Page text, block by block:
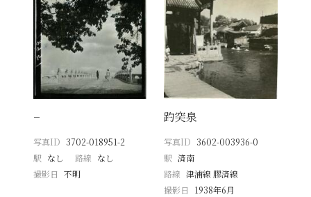
−
写真ID 3702-018951-2
駅 なし 路線 なし
撮影日
不明
趵突泉
写真ID 3602-003936-0
駅 済南
路線 津浦線 膠済線
撮影日
1938年6月